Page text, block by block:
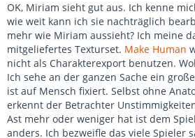
OK, Miriam sieht gut aus. Ich kenne
wie weit kann ich sie nachträglich
mehr wie Miriam aussieht? Ich meine
mitgeliefertes Texturset. Make Human
nicht als Charakterexport benutzen.
Ich sehe an der ganzen Sache ein
ist auf Mensch fixiert. Selbst ohne
erkennt der Betrachter
Ast mehr oder weniger hat ist dem
anders. Ich bezweifle das viele Spieler